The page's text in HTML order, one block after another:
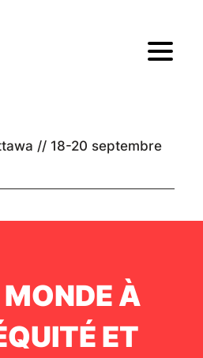
// 18-20 septembre
À
ET